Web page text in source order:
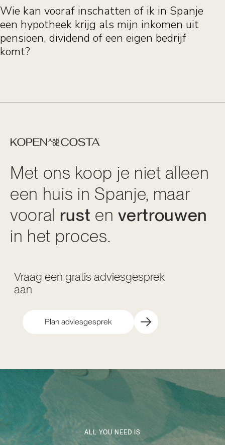
Wie kan vooraf inschatten of ik in Spanje
een hypotheek krijg als mijn inkomen uit
pensioen, dividend of een eigen bedrijf
komt?
Met ons koop je niet alleen
een huis in Spanje, maar
vooral rust envertrouwen
in het proces.
Vraag een gratis adviesgesprek
aan
Plan adviesgesprek
ALL YOU NEED IS